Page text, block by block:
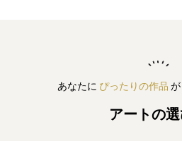
あなたに ぴったりの作品 が
アートの